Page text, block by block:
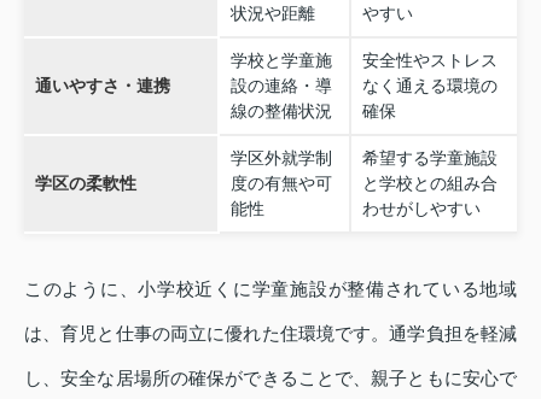
状況や距離
やすい
通いやすさ・連携
学校と学童施
設の連絡・導
線の整備状況
安全性やストレス
なく通える環境の
確保
学区の柔軟性
学区外就学制
度の有無や可
能性
希望する学童施設
と学校との組み合
わせがしやすい
このように、小学校近くに学童施設が整備されている地域
は、育児と仕事の両立に優れた住環境です。通学負担を軽減
し、安全な居場所の確保ができることで、親子ともに安心で